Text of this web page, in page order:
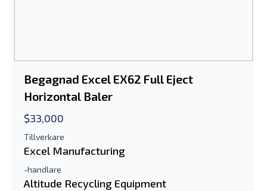
Begagnad Excel EX62 Full Eject
Horizontal Baler
$33,000
Tillverkare
Excel Manufacturing
-handlare
Altitude Recycling Equipment